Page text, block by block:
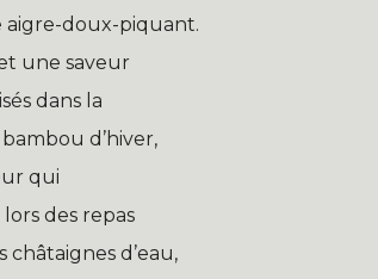
aigre-doux-piquant.
une saveur
dans la
d’hiver,
qui
des repas
d’eau,